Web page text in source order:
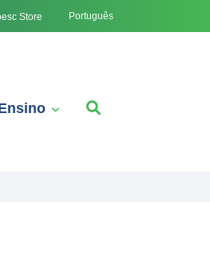
Store Português